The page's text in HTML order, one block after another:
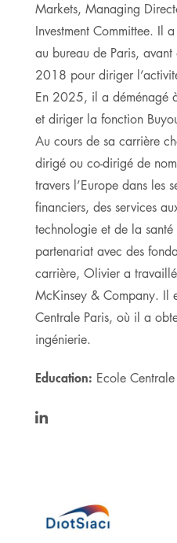
Markets, Managing
Investment Committee. Il
au bureau de Paris, avant
2018 pour diriger
En 2025, il a déménagé
et diriger la fonction
Au cours de sa carrière
dirigé ou co-dirigé de
travers l’Europe dans les
financiers, des services
technologie et de la
partenariat avec des
carrière, Olivier a
McKinsey & Company. Il
Centrale Paris, où il a
ingénierie.
Education: Ecole